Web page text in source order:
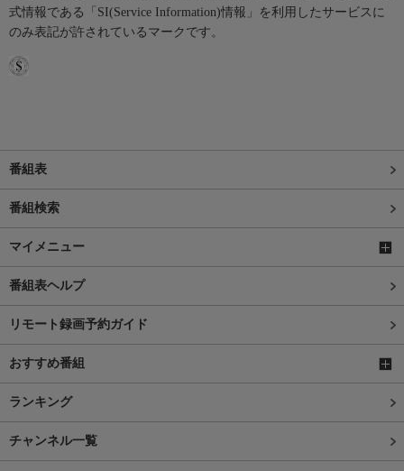
式情報である「SI(Service Information)情報」を利用したサービスに
のみ表記が許されているマークです。
番組表
番組検索
マイメニュー
番組表ヘルプ
リモート録画予約ガイド
おすすめ番組
ランキング
チャンネル一覧